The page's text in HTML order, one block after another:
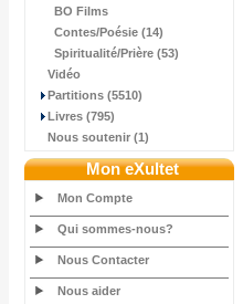
BO Films
Contes/Poésie (14)
Spiritualité/Prière (53)
Vidéo
Partitions (5510)
Livres (795)
Nous soutenir (1)
Mon eXultet
Mon Compte
Qui sommes-nous?
Nous Contacter
Nous aider